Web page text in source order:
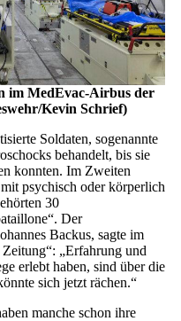
im MedEvac-Airbus der
Kevin Schrief)
Soldaten, sogenannte
behandelt, bis sie
konnten. Im Zweiten
psychisch oder körperlich
30
Der
Backus, sagte im
„Erfahrung und
erlebt haben, sind über die
sich jetzt rächen.“
manche schon ihre